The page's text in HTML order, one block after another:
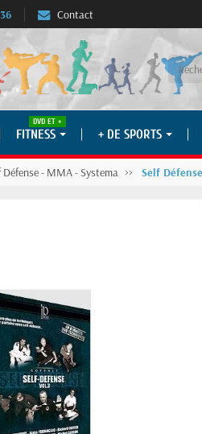
Contact
FITNESS
DVD ET +
+ DE SPORTS
Défense - MMA - Systema Self